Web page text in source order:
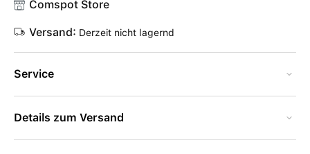
Comspot Store
Versand: Derzeit nicht lagernd
Service
Details zum Versand